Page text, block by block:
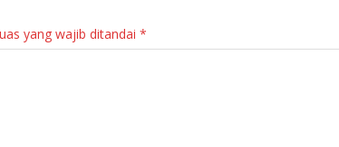
yang wajib ditandai *